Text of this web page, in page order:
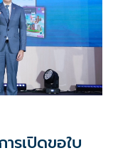
รเปิดขอใบ